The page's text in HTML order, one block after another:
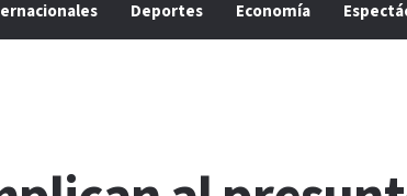
Deportes Economía